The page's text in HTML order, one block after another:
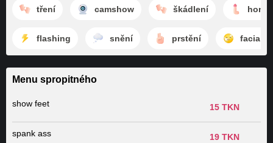
tření camshow škádlení
flashing snění prstění facial
Menu spropitného
show feet 15 TKN
spank ass 19 TKN